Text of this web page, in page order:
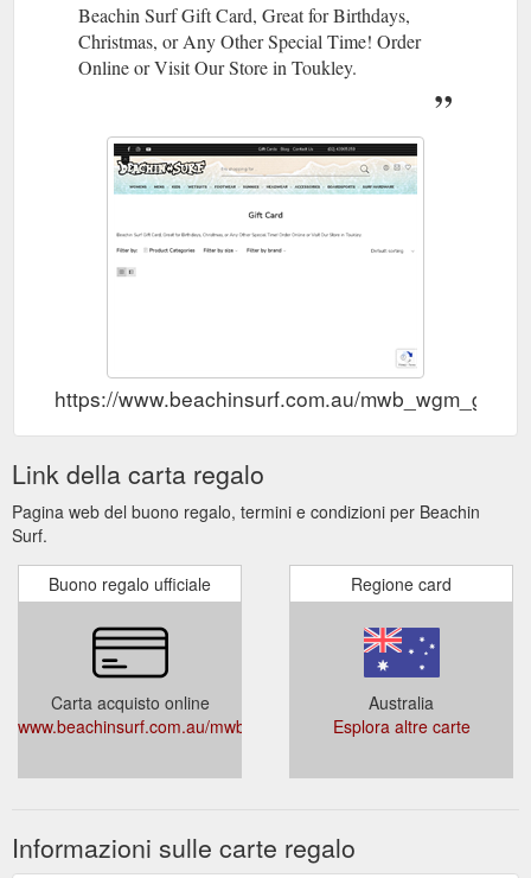
Beachin Surf Gift Card, Great for Birthdays,
Christmas, or Any Other Special Time! Order
Online or Visit Our Store in Toukley.
https://www.beachinsurf.com.au/
Link della carta regalo
Pagina web del buono regalo, termini e condizioni per Beachin
Surf.
Buono regalo ufficiale
Carta acquisto online
www.beachinsurf.com.au/mwb_wgm_giftcard/
Regione card
Australia
Esplora altre carte
Informazioni sulle carte regalo